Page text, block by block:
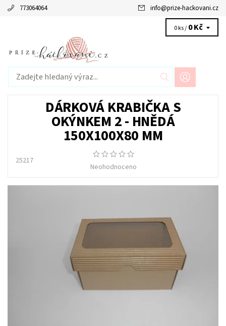
773064064 info@prize-hackovani.cz
0 ks / 0 Kč
DÁRKOVÁ KRABIČKA S
OKÝNKEM 2 - HNĚDÁ
150X100X80 MM
25217
Neohodnoceno